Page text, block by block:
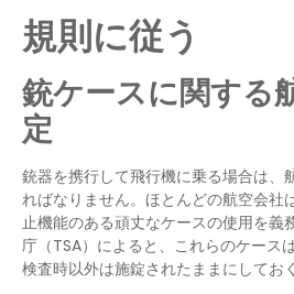
規則に従う
銃ケースに関する
定
銃器を携行して飛行機に乗る場合は、
ればなりません。ほとんどの航空会社
止機能のある頑丈なケースの使用を義
庁（TSA）によると、これらのケース
検査時以外は施錠されたままにしてお